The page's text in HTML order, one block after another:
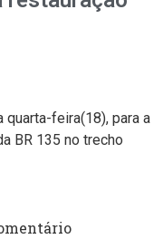
feira(18), para a
BR 135 no trecho